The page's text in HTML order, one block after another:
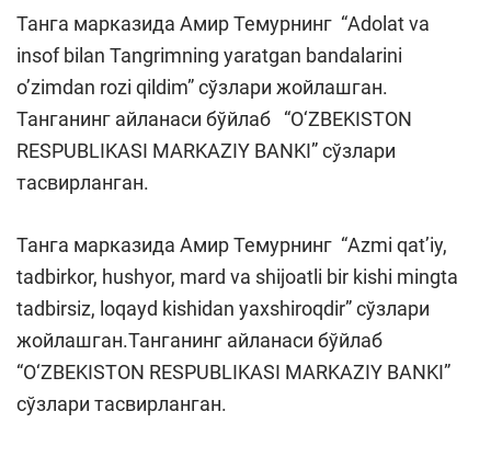
Танга марказида Амир Темурнинг “Adolat va
insof bilan Tangrimning yaratgan bandalarini
o’zimdan rozi qildim” сўзлари жойлашган.
Танганинг айланаси бўйлаб “O‘ZBEKISTON
RESPUBLIKASI MARKAZIY BANKI” сўзлари
тасвирланган.
Танга марказида Амир Темурнинг “Azmi qat’iy,
tadbirkor, hushyor, mard va shijoatli bir kishi mingta
tadbirsiz, loqayd kishidan yaxshiroqdir” сўзлари
жойлашган.Танганинг айланаси бўйлаб
“O‘ZBEKISTON RESPUBLIKASI MARKAZIY BANKI”
сўзлари тасвирланган.